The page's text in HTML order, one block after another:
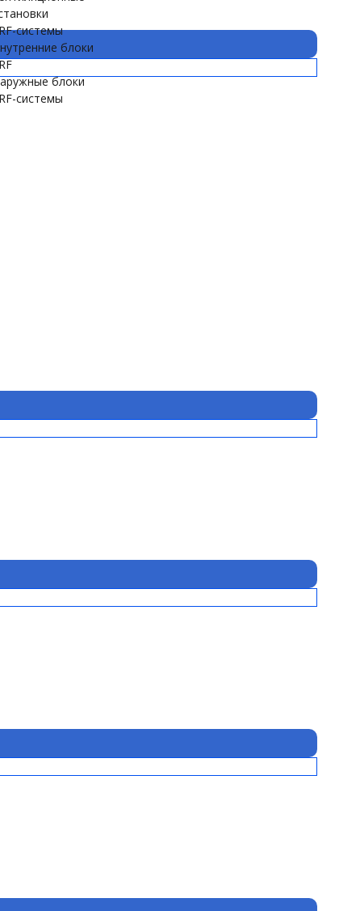
системы
блоки
блоки
системы